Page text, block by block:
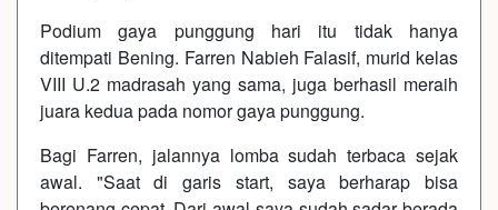
Podium gaya punggung hari itu tidak hanya
ditempati Bening. Farren Nabieh Falasif, murid kelas
VIII U.2 madrasah yang sama, juga berhasil meraih
juara kedua pada nomor gaya punggung.
Bagi Farren, jalannya lomba sudah terbaca sejak
awal. "Saat di garis start, saya berharap bisa